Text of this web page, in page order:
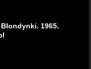
Blondynki. 1965.